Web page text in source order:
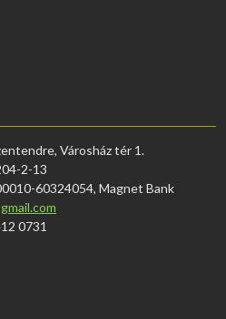
Városház tér 1.
2-13
60324054, Magnet Bank
0731